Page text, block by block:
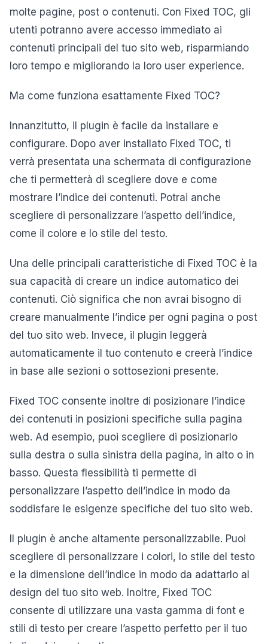
molte pagine, post o contenuti. Con Fixed TOC, gli
utenti potranno avere accesso immediato ai
contenuti principali del tuo sito web, risparmiando
loro tempo e migliorando la loro user experience.
Ma come funziona esattamente Fixed TOC?
Innanzitutto, il plugin è facile da installare e
configurare. Dopo aver installato Fixed TOC, ti
verrà presentata una schermata di configurazione
che ti permetterà di scegliere dove e come
mostrare l’indice dei contenuti. Potrai anche
scegliere di personalizzare l’aspetto dell’indice,
come il colore e lo stile del testo.
Una delle principali caratteristiche di Fixed TOC è la
sua capacità di creare un indice automatico dei
contenuti. Ciò significa che non avrai bisogno di
creare manualmente l’indice per ogni pagina o post
del tuo sito web. Invece, il plugin leggerà
automaticamente il tuo contenuto e creerà l’indice
in base alle sezioni o sottosezioni presente.
Fixed TOC consente inoltre di posizionare l’indice
dei contenuti in posizioni specifiche sulla pagina
web. Ad esempio, puoi scegliere di posizionarlo
sulla destra o sulla sinistra della pagina, in alto o in
basso. Questa flessibilità ti permette di
personalizzare l’aspetto dell’indice in modo da
soddisfare le esigenze specifiche del tuo sito web.
Il plugin è anche altamente personalizzabile. Puoi
scegliere di personalizzare i colori, lo stile del testo
e la dimensione dell’indice in modo da adattarlo al
design del tuo sito web. Inoltre, Fixed TOC
consente di utilizzare una vasta gamma di font e
stili di testo per creare l’aspetto perfetto per il tuo